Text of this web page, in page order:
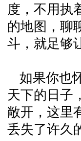
度，不用执
的地图，聊
斗，就足够
如果你也
天下的日子
敞开，这里
丢失了许久